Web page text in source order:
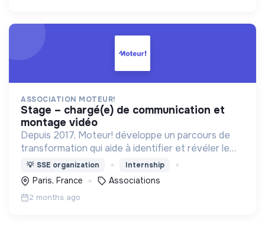
ASSOCIATION MOTEUR!
stage – chargé(e) de communication et
montage vidéo
Depuis 2017, Moteur! développe un parcours de
transformation qui aide à identifier et révéler le
potentiel des jeunes en se fondant sur les notions
d'inspiration, de gratitude et de lien.
💡 SSE organization Internship
Paris, France Associations
2 months ago